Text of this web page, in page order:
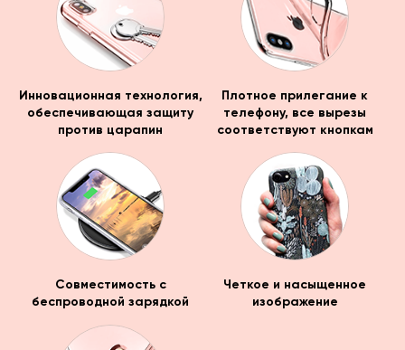
Инновационная технология,
обеспечивающая защиту
против царапин
Плотное прилегание к
телефону, все вырезы
соответствуют кнопкам
Совместимость с
беспроводной зарядкой
Четкое и насыщенное
изображение